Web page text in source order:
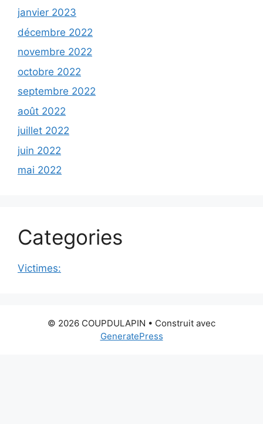
janvier 2023
décembre 2022
novembre 2022
octobre 2022
septembre 2022
août 2022
juillet 2022
juin 2022
mai 2022
Categories
Victimes:
© 2026 COUPDULAPIN • Construit avec
GeneratePress